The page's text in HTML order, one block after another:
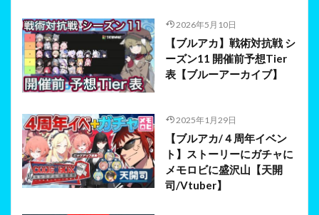
2026年5月10日
【ブルアカ】戦術対抗戦 シ
ーズン11 開催前予想Tier
表【ブルーアーカイブ】
2025年1月29日
【ブルアカ/４周年イベン
ト】ストーリーにガチャに
メモロビに盛沢山【天開
司/Vtuber】